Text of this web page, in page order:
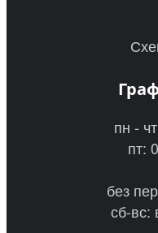
пн -
пт:
без
сб-вс: